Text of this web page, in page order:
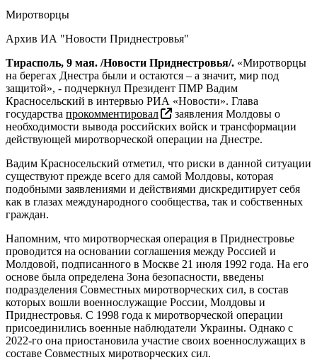
Миротворцы
Архив ИА "Новости Приднестровья"
Тирасполь, 9 мая. /Новости Приднестровья/. «Миротворцы
на берегах Днестра были и остаются – а значит, мир под
защитой», - подчеркнул Президент ПМР Вадим
Красносельский в интервью РИА «Новости». Глава
государства прокомментировал
заявления Молдовы о
необходимости вывода российских войск и трансформации
действующей миротворческой операции на Днестре.
Вадим Красносельский отметил, что риски в данной ситуации
существуют прежде всего для самой Молдовы, которая
подобными заявлениями и действиями дискредитирует себя
как в глазах международного сообщества, так и собственных
граждан.
Напомним, что миротворческая операция в Приднестровье
проводится на основании соглашения между Россией и
Молдовой, подписанного в Москве 21 июля 1992 года. На его
основе была определена Зона безопасности, введены
подразделения Совместных миротворческих сил, в состав
которых вошли военнослужащие России, Молдовы и
Приднестровья. С 1998 года к миротворческой операции
присоединились военные наблюдатели Украины. Однако с
2022-го она приостановила участие своих военнослужащих в
составе Совместных миротворческих сил.